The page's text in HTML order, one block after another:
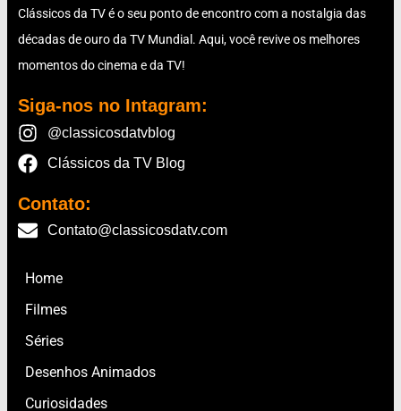
Clássicos da TV é o seu ponto de encontro com a nostalgia das
décadas de ouro da TV Mundial. Aqui, você revive os melhores
momentos do cinema e da TV!
Siga-nos no Intagram:
@classicosdatvblog
Clássicos da TV Blog
Contato:
Contato@classicosdatv.com
Home
Filmes
Séries
Desenhos Animados
Curiosidades